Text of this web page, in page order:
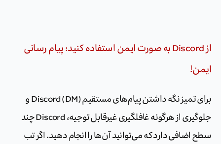
از Discord به صورت ایمن استفاده کنید: پیام رسانی
ایمن!
برای تمیز نگه داشتن پیام‌های مستقیم Discord (DM) و
جلوگیری از هرگونه غافلگیری غیرقابل توجیه، Discord چند
سطح اضافی دارد که می‌توانید آن‌ها را انجام دهید. اگر تب